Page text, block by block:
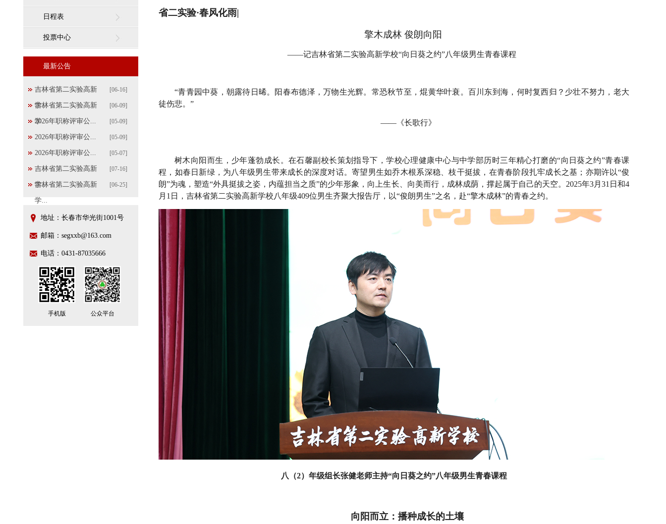
日程表
投票中心
最新公告
[06-16]
吉林省第二实验高新
学... [06-09]
吉林省第二实验高新
学... [05-09]
2026年职称评审公...
[05-09]
2026年职称评审公...
[05-07]
2026年职称评审公...
[07-16]
吉林省第二实验高新
学... [06-25]
吉林省第二实验高新
学...
地址：长春市华光街1001号
邮箱：segxxb@163.com
电话：0431-87035666
手机版 公众平台
省二实验·春风化雨|
擎木成林 俊朗向阳
——记吉林省第二实验高新学校“向日葵之约”八年级男生青春课程
“青青园中葵，朝露待日晞。阳春布德泽，万物生光辉。常恐秋节至，焜黄华叶衰。百川东到海，何时复西归？少壮不努力，老大
徒伤悲。”
——《长歌行》
树木向阳而生，少年蓬勃成长。在石馨副校长策划指导下，学校心理健康中心与中学部历时三年精心打磨的“向日葵之约”青春课
程，如春日新绿，为八年级男生带来成长的深度对话。寄望男生如乔木根系深稳、枝干挺拔，在青春阶段扎牢成长之基；亦期许以“俊
朗”为魂，塑造“外具挺拔之姿，内蕴担当之质”的少年形象，向上生长、向美而行，成林成荫，撑起属于自己的天空。2025年3月31日和4
月1日，吉林省第二实验高新学校八年级409位男生齐聚大报告厅，以“俊朗男生”之名，赴“擎木成林”的青春之约。
八（2）年级组长张健老师主持“向日葵之约”八年级男生青春课程
向阳而立：播种成长的土壤